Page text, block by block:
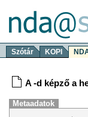
Szótár KOPI
A -d képző a
Metaadatok